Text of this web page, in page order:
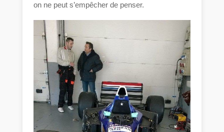
on ne peut s’empêcher de penser.